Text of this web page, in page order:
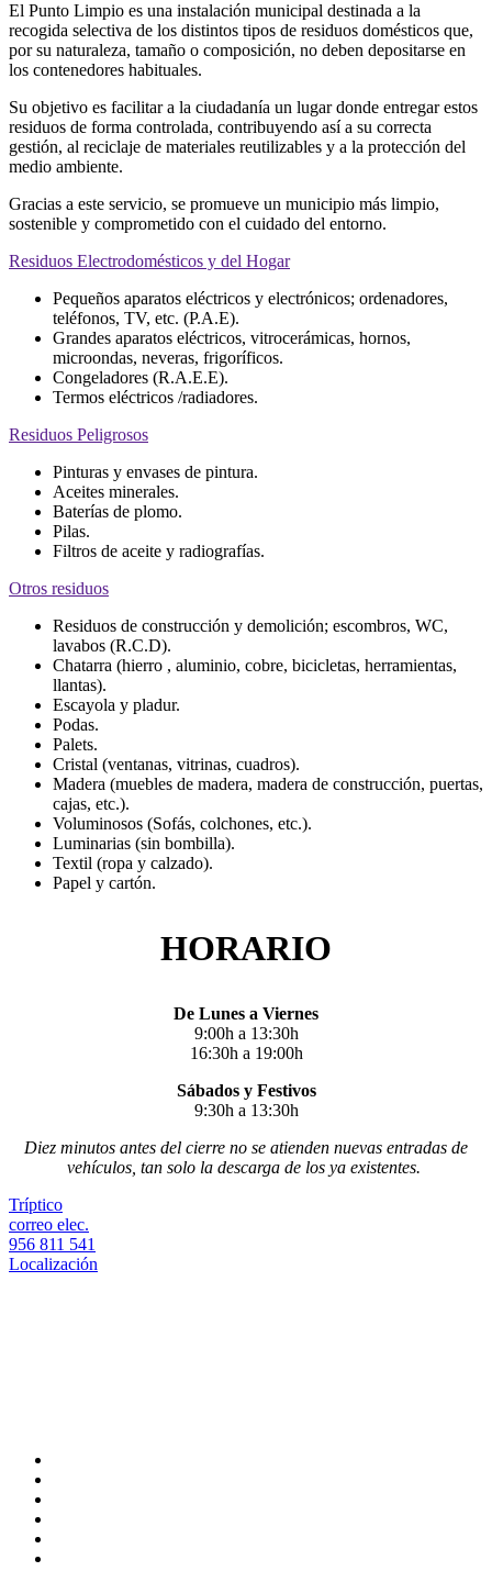
El Punto Limpio es una instalación municipal destinada a la
recogida selectiva de los distintos tipos de residuos domésticos que,
por su naturaleza, tamaño o composición, no deben depositarse en
los contenedores habituales.
Su objetivo es facilitar a la ciudadanía un lugar donde entregar estos
residuos de forma controlada, contribuyendo así a su correcta
gestión, al reciclaje de materiales reutilizables y a la protección del
medio ambiente.
Gracias a este servicio, se promueve un municipio más limpio,
sostenible y comprometido con el cuidado del entorno.
Residuos Electrodomésticos y del Hogar
Pequeños aparatos eléctricos y electrónicos; ordenadores,
teléfonos, TV, etc. (P.A.E).
Grandes aparatos eléctricos, vitrocerámicas, hornos,
microondas, neveras, frigoríficos.
Congeladores (R.A.E.E).
Termos eléctricos /radiadores.
Residuos Peligrosos
Pinturas y envases de pintura.
Aceites minerales.
Baterías de plomo.
Pilas.
Filtros de aceite y radiografías.
Otros residuos
Residuos de construcción y demolición; escombros, WC,
lavabos (R.C.D).
Chatarra (hierro , aluminio, cobre, bicicletas, herramientas,
llantas).
Escayola y pladur.
Podas.
Palets.
Cristal (ventanas, vitrinas, cuadros).
Madera (muebles de madera, madera de construcción, puertas,
cajas, etc.).
Voluminosos (Sofás, colchones, etc.).
Luminarias (sin bombilla).
Textil (ropa y calzado).
Papel y cartón.
HORARIO
De Lunes a Viernes
9:00h a 13:30h
16:30h a 19:00h
Sábados y Festivos
9:30h a 13:30h
Diez minutos antes del cierre no se atienden nuevas entradas de
vehículos, tan solo la descarga de los ya existentes.
Tríptico
correo elec.
956 811 541
Localización